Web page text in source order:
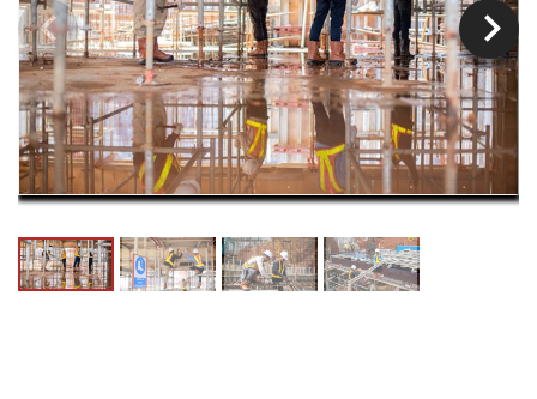
chevron_right
chevron_left